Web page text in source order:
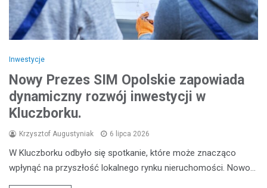
Inwestycje
Nowy Prezes SIM Opolskie zapowiada
dynamiczny rozwój inwestycji w
Kluczborku.
Krzysztof Augustyniak 6 lipca 2026
W Kluczborku odbyło się spotkanie, które może znacząco
wpłynąć na przyszłość lokalnego rynku nieruchomości. Nowo…